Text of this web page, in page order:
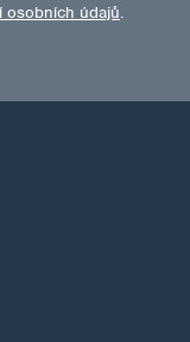
osobních údajů.